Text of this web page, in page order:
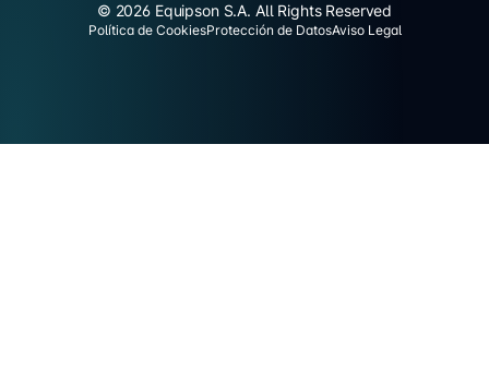
© 2026 Equipson S.A. All Rights Reserved
Política de CookiesProtección de DatosAviso Legal